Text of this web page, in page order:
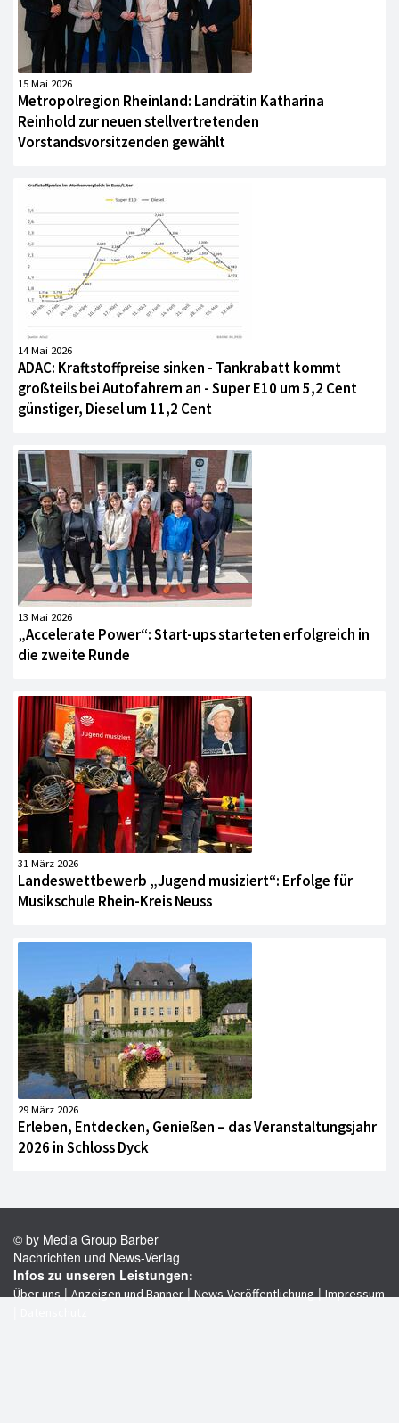
15 Mai 2026
Metropolregion Rheinland: Landrätin Katharina
Reinhold zur neuen stellvertretenden
Vorstandsvorsitzenden gewählt
14 Mai 2026
ADAC: Kraftstoffpreise sinken - Tankrabatt kommt
großteils bei Autofahrern an - Super E10 um 5,2 Cent
günstiger, Diesel um 11,2 Cent
13 Mai 2026
„Accelerate Power“: Start-ups starteten erfolgreich in
die zweite Runde
31 März 2026
Landeswettbewerb „Jugend musiziert“: Erfolge für
Musikschule Rhein-Kreis Neuss
29 März 2026
Erleben, Entdecken, Genießen – das Veranstaltungsjahr
2026 in Schloss Dyck
© by Media Group Barber
Nachrichten und News-Verlag
Infos zu unseren Leistungen:
Über uns|Anzeigen und Banner|News-Veröffentlichung|Impressum